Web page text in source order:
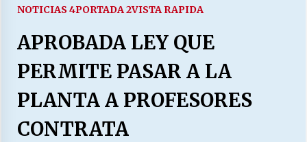
03/08/2026
LA DC POR SIEMPRE.RECORDANDO 69 AÑOS DE
28/07/2026
“ORGULLOSOS DE SER DC” SALUDA EL
27/07/2026
NOTICIAS 4PORTADA 2VISTA RAPIDA
APROBADA LEY QUE
PERMITE PASAR A LA
PLANTA A PROFESORES
CONTRATA